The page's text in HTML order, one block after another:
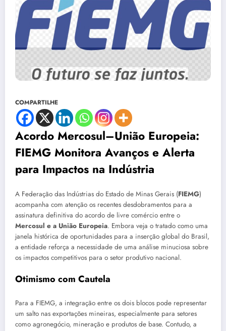
COMPARTILHE
Acordo Mercosul–União Europeia:
FIEMG Monitora Avanços e Alerta
para Impactos na Indústria
A Federação das Indústrias do Estado de Minas Gerais (FIEMG)
acompanha com atenção os recentes desdobramentos para a
assinatura definitiva do acordo de livre comércio entre o
Mercosul e a União Europeia. Embora veja o tratado como uma
janela histórica de oportunidades para a inserção global do Brasil,
a entidade reforça a necessidade de uma análise minuciosa sobre
os impactos competitivos para o setor produtivo nacional.
Otimismo com Cautela
Para a FIEMG, a integração entre os dois blocos pode representar
um salto nas exportações mineiras, especialmente para setores
como agronegócio, mineração e produtos de base. Contudo, a